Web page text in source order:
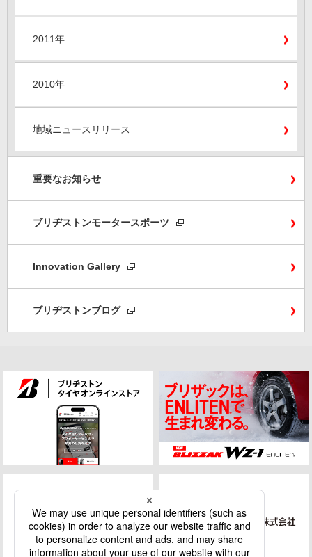
2011年
2010年
地域ニュースリリース
重要なお知らせ
ブリヂストンモータースポーツ
Innovation Gallery
ブリヂストンブログ